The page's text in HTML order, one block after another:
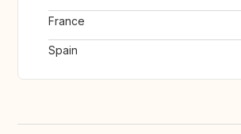
France
Spain